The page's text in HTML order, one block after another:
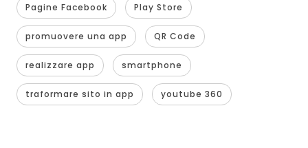
Pagine Facebook Play Store
promuovere una app QR Code
realizzare app smartphone
traformare sito in app youtube 360